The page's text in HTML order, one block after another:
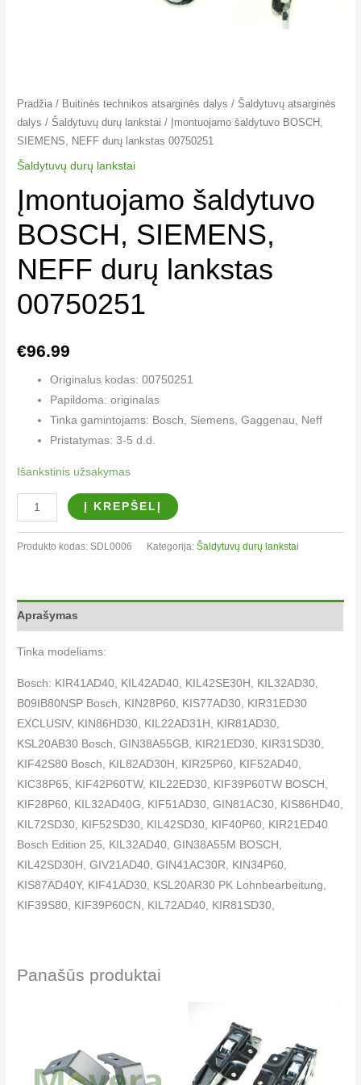
Pradžia / Buitinės technikos atsarginės dalys / Šaldytuvų atsarginės
dalys / Šaldytuvų durų lankstai / Įmontuojamo šaldytuvo BOSCH,
SIEMENS, NEFF durų lankstas 00750251
Šaldytuvų durų lankstai
Įmontuojamo šaldytuvo
BOSCH, SIEMENS,
NEFF durų lankstas
00750251
€96.99
Originalus kodas: 00750251
Papildoma: originalas
Tinka gamintojams: Bosch, Siemens, Gaggenau, Neff
Pristatymas: 3-5 d.d.
Išankstinis užsakymas
Į KREPŠELĮ
Produkto kodas:SDL0006 Kategorija:Šaldytuvų durų lankstai
Aprašymas
Tinka modeliams:
Bosch: KIR41AD40, KIL42AD40, KIL42SE30H, KIL32AD30,
B09IB80NSP Bosch, KIN28P60, KIS77AD30, KIR31ED30
EXCLUSIV, KIN86HD30, KIL22AD31H, KIR81AD30,
KSL20AB30 Bosch, GIN38A55GB, KIR21ED30, KIR31SD30,
KIF42S80 Bosch, KIL82AD30H, KIR25P60, KIF52AD40,
KIC38P65, KIF42P60TW, KIL22ED30, KIF39P60TW BOSCH,
KIF28P60, KIL32AD40G, KIF51AD30, GIN81AC30, KIS86HD40,
KIL72SD30, KIF52SD30, KIL42SD30, KIF40P60, KIR21ED40
Bosch Edition 25, KIL32AD40, GIN38A55M BOSCH,
KIL42SD30H, GIV21AD40, GIN41AC30R, KIN34P60,
KIS87AD40Y, KIF41AD30, KSL20AR30 PK Lohnbearbeitung,
KIF39S80, KIF39P60CN, KIL72AD40, KIR81SD30,
GIV11AD40, KIL22ED40 Bosch Edition 25, KSL20AW30, Bosch,
KIR21VF30, GIV21AD30, KIL42AD31H, GIN38P60CN,
KIL72AD30H, KIL42ED40 Bosch Edition 25, KIR41SD40 Bosch,
KIF27P60, KIR41AD30, KIL22AD30H, KIF52AD30, KIR51AD40,
KIF86HD20R Bosch, KIR21GD30, KIS86AD40, KIF39P61HK,
Panašūs produktai